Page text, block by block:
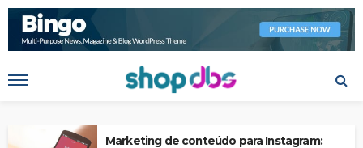
Marketing de conteúdo para Instagram: